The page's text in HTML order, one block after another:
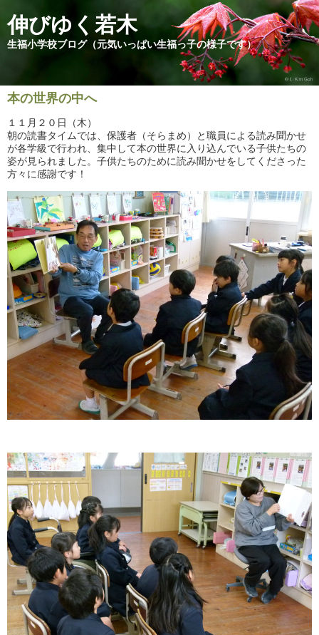
伸びゆく若木
生福小学校ブログ（元気いっぱい生福っ子の様子です）
本の世界の中へ
１１月２０日（木）
朝の読書タイムでは、保護者（そらまめ）と職員による読み聞かせ
が各学級で行われ、集中して本の世界に入り込んでいる子供たちの
姿が見られました。子供たちのために読み聞かせをしてくださった
方々に感謝です！